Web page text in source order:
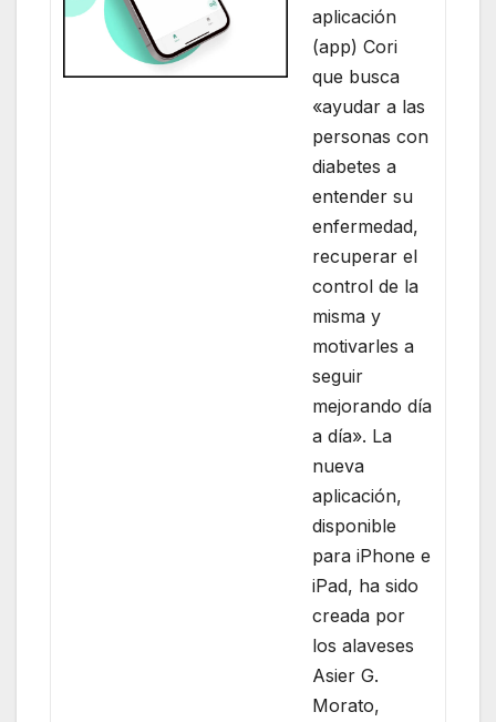
aplicación
(app) Cori
que busca
«ayudar a las
personas con
diabetes a
entender su
enfermedad,
recuperar el
control de la
misma y
motivarles a
seguir
mejorando día
a día». La
nueva
aplicación,
disponible
para iPhone e
iPad, ha sido
creada por
los alaveses
Asier G.
Morato,